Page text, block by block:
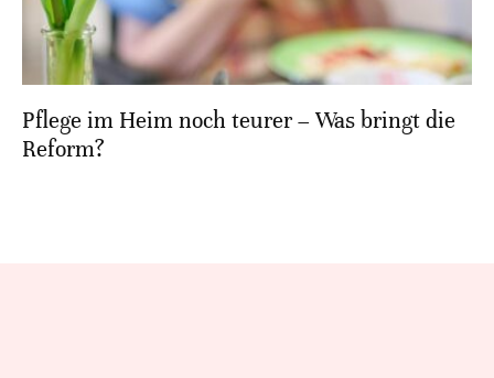
Pflege im Heim noch teurer – Was bringt die
Reform?